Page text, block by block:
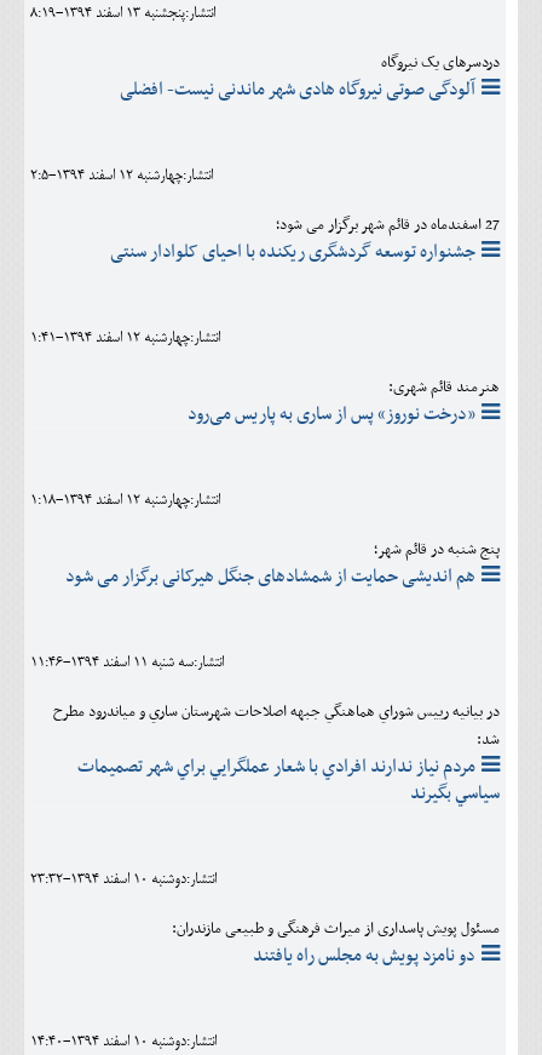
انتشار:پنجشنبه 13 اسفند 1394-8:19
دردسرهای یک نیروگاه
آلودگی صوتی نیروگاه هادی شهر ماندنی نیست- افضلی
انتشار:چهارشنبه 12 اسفند 1394-2:5
27 اسفندماه در قائم شهر برگزار می شود؛
جشنواره توسعه گردشگری ریکنده با احیای کلوادار سنتی
انتشار:چهارشنبه 12 اسفند 1394-1:41
هنرمند قائم شهری:
«درخت نوروز» پس از ساری به پاریس می‌رود
انتشار:چهارشنبه 12 اسفند 1394-1:18
پنج شنبه در قائم شهر؛
هم اندیشی حمایت از شمشادهای جنگل هیرکانی برگزار می شود
انتشار:سه شنبه 11 اسفند 1394-11:46
در بیانیه رييس شوراي هماهنگي جبهه اصلاحات شهرستان ساري و مياندرود مطرح
شد:
مردم نياز ندارند افرادي با شعار عملگرايي براي شهر تصميمات
سياسي بگيرند
انتشار:دوشنبه 10 اسفند 1394-23:32
مسئول پویش پاسداری از میراث فرهنگی و طبیعی مازندران:
دو نامزد پویش به مجلس راه یافتند
انتشار:دوشنبه 10 اسفند 1394-14:40